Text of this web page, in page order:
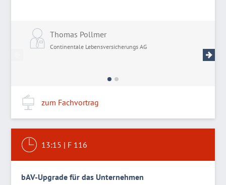
Thomas Pollmer
Continentale Lebensversicherungs AG
zum Fachvortrag
13:15 | F 116
bAV-Upgrade für das Unternehmen